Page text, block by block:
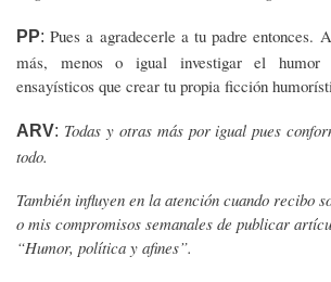
PP:Pues a agradecerle a tu padre entonces.
más, menos o igual investigar el humor
ensayísticos que crear tu propia ficción
ARV: Todas y otras más por igual pues
todo.
También influyen en la atención cuando recibo
o mis compromisos semanales de publicar
“Humor, política y afines”.